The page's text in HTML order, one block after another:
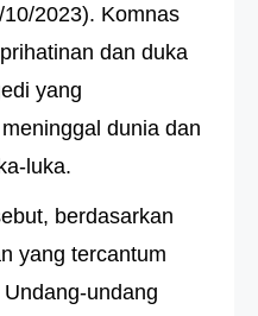
2023). Komnas
dan duka
yang
dunia dan
luka.
berdasarkan
yang tercantum
undang